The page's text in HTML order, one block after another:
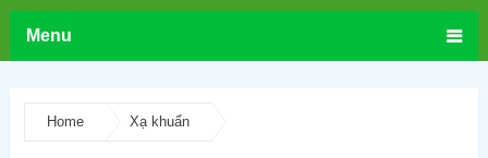
Menu
Home Xạ khuẩn